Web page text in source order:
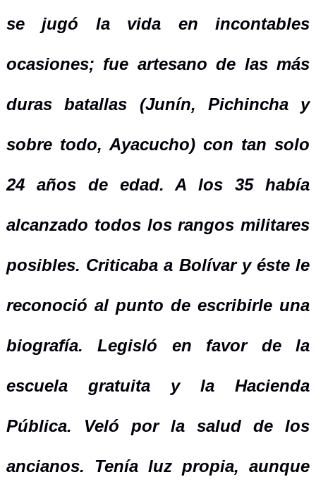
se jugó la vida en incontables
ocasiones; fue artesano de las más
duras batallas (Junín, Pichincha y
sobre todo, Ayacucho) con tan solo
24 años de edad. A los 35 había
alcanzado todos los rangos militares
posibles. Criticaba a Bolívar y éste le
reconoció al punto de escribirle una
biografía. Legisló en favor de la
escuela gratuita y la Hacienda
Pública. Veló por la salud de los
ancianos. Tenía luz propia, aunque